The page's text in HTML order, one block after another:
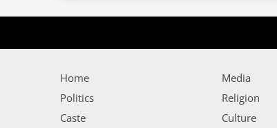
Home
Politics
Caste
Media
Religion
Culture